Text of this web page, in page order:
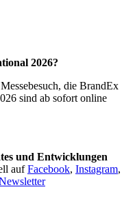
2026?
die BrandEx
sind ab sofort online
und Entwicklungen
aufFacebook, Instagram,